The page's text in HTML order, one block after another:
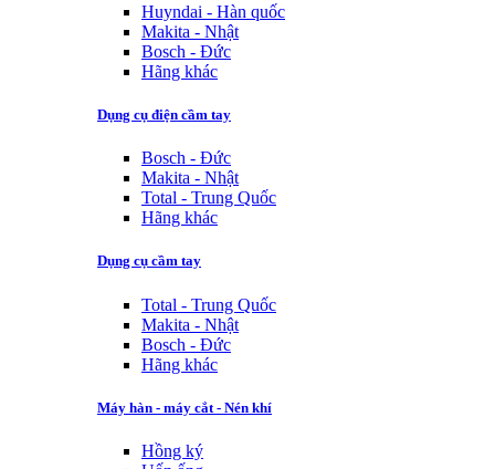
Huyndai - Hàn quốc
Makita - Nhật
Bosch - Đức
Hãng khác
Dụng cụ điện cầm tay
Bosch - Đức
Makita - Nhật
Total - Trung Quốc
Hãng khác
Dụng cụ cầm tay
Total - Trung Quốc
Makita - Nhật
Bosch - Đức
Hãng khác
Máy hàn - máy cắt - Nén khí
Hồng ký